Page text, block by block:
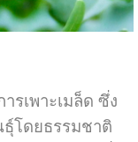
รเพาะเมล็ด ซึ่ง
โดยธรรมชาติ